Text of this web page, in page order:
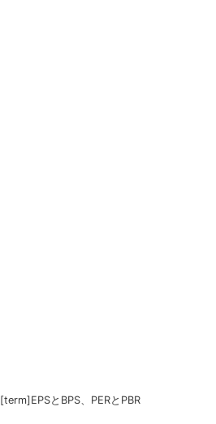
[term]EPSとBPS、PERとPBR